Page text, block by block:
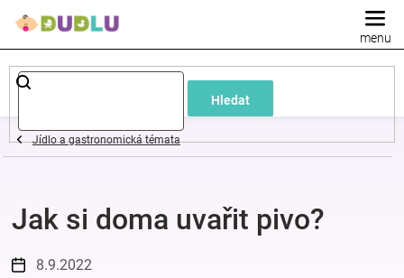
Hledat
Dětské
a
oblečení
Pokojíček
Jídlo a gastronomická témata
Jak si doma uvařit pivo?
8.9.2022